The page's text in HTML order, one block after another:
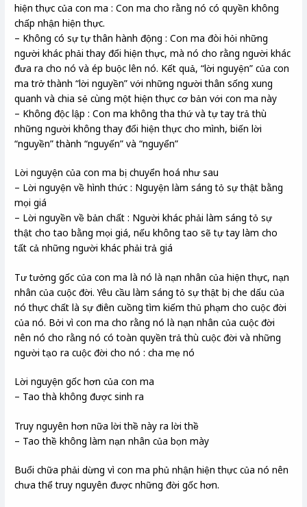
hiện thực của con ma : Con ma cho rằng nó có quyền không
chấp nhận hiện thực.
– Không có sự tự thân hành động : Con ma đòi hỏi những
người khác phải thay đổi hiện thực, mà nó cho rằng người khác
đưa ra cho nó và ép buộc lên nó. Kết quả, “lời nguyện” của con
ma trở thành “lời nguyền” với những người thân sống xung
quanh và chia sẻ cùng một hiện thực cơ bản với con ma này
– Không độc lập : Con ma không tha thứ và tự tay trả thù
những người không thay đổi hiện thực cho mình, biến lời
“nguyền” thành “nguyến” và “nguyển”
Lời nguyện của con ma bị chuyển hoá như sau
– Lời nguyện về hình thức : Nguyện làm sáng tỏ sự thật bằng
mọi giá
– Lời nguyền về bản chất : Người khác phải làm sáng tỏ sự
thật cho tao bằng mọi giá, nếu không tao sẽ tự tay làm cho
tất cả những người khác phải trả giá
Tư tưởng gốc của con ma là nó là nạn nhân của hiện thực, nạn
nhân của cuộc đời. Yêu cầu làm sáng tỏ sự thật bị che dấu của
nó thực chất là sự điên cuồng tìm kiếm thủ phạm cho cuộc đời
của nó. Bởi vì con ma cho rằng nó là nạn nhân của cuộc đời
nên nó cho rằng nó có toàn quyền trả thù cuộc đời và những
người tạo ra cuộc đời cho nó : cha mẹ nó
Lời nguyện gốc hơn của con ma
– Tao thà không được sinh ra
Truy nguyên hơn nữa lời thề này ra lời thề
– Tao thề không làm nạn nhân của bọn mày
Buổi chữa phải dừng vì con ma phủ nhận hiện thực của nó nên
chưa thể truy nguyên được những đời gốc hơn.